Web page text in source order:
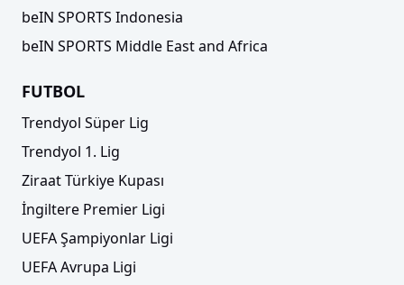
beIN SPORTS Indonesia
beIN SPORTS Middle East and Africa
FUTBOL
Trendyol Süper Lig
Trendyol 1. Lig
Ziraat Türkiye Kupası
İngiltere Premier Ligi
UEFA Şampiyonlar Ligi
UEFA Avrupa Ligi